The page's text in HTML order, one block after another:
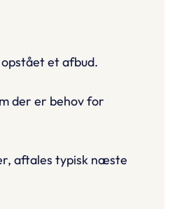
et afbud.
der er behov for
aftales typisk næste